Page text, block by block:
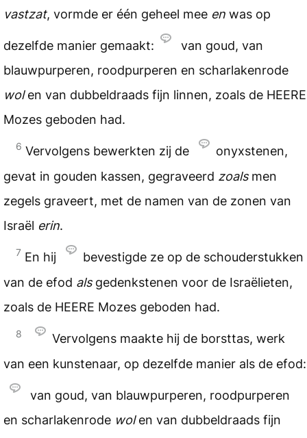
vastzat, vormde er één geheel mee en was op
dezelfde manier gemaakt:
van goud, van
blauwpurperen, roodpurperen en scharlakenrode
wolen van dubbeldraads fijn linnen, zoals de HEERE
Mozes geboden had.
6 Vervolgens bewerkten zij de
onyxstenen,
gevat in gouden kassen, gegraveerd zoalsmen
zegels graveert, met de namen van de zonen van
Israël erin.
7 En hij
bevestigde ze op de schouderstukken
van de efod alsgedenkstenen voor de Israëlieten,
zoals de HEERE Mozes geboden had.
8
Vervolgens maakte hij de borsttas, werk
van een kunstenaar, op dezelfde manier als de efod:
van goud, van blauwpurperen, roodpurperen
en scharlakenrode wolen van dubbeldraads fijn